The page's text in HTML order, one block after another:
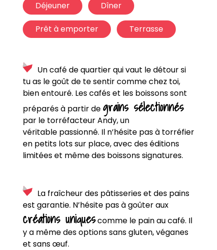
Déjeuner Dîner
Prêt à emporter Terrasse
Un café de quartier qui vaut le détour si
tu as le goût de te sentir comme chez toi,
bien entouré. Les cafés et les boissons sont
préparés à partir degrains sélectionnés
par le torréfacteur Andy, un
véritable passionné. Il n’hésite pas à torréfier
en petits lots sur place, avec des éditions
limitées et même des boissons signatures.
La fraîcheur des pâtisseries et des pains
est garantie. N’hésite pas à goûter aux
créations uniquescomme le pain au café. Il
y a même des options sans gluten, véganes
et sans œuf.